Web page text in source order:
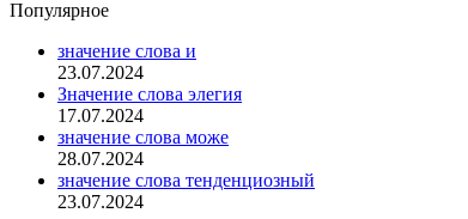
Популярное
значение слова и
23.07.2024
Значение слова элегия
17.07.2024
значение слова може
28.07.2024
значение слова тенденциозный
23.07.2024